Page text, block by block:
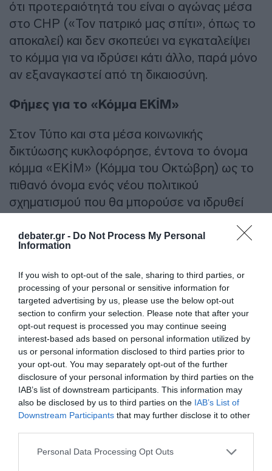
debater.gr - Do Not Process My Personal
Information
If you wish to opt-out of the sale, sharing to third parties, or
processing of your personal or sensitive information for
targeted advertising by us, please use the below opt-out
section to confirm your selection. Please note that after your
opt-out request is processed you may continue seeing
interest-based ads based on personal information utilized by
us or personal information disclosed to third parties prior to
your opt-out. You may separately opt-out of the further
disclosure of your personal information by third parties on the
IAB’s list of downstream participants. This information may
also be disclosed by us to third parties on the IAB’s List of
Downstream Participants that may further disclose it to other
Please note that this website/app uses one or more Google
Personal Data Processing Opt Outs
ότι προτεραιότητά του είναι ο αγώνας μέσα
στο CHP («Τον πατρικό μας σπίτι», όπως το
αποκαλεί) και δεν σκοπεύει να εγκαταλείψει
το κόμμα για να ιδρύσει κάτι άλλο, παρά μόνο
αν εξαναγκαστεί από τη δικαιοσύνη.
Φήμες για το «Κόμμα EKİM»
Στον Τύπο και στα μέσα κοινωνικής
δικτύωσης κυκλοφόρησε, έντονα το όνομα
κόμμα «EKİM» (Κόμμα του Οκτώβρη) ως το
πιθανό όνομα ενός νέου πολιτικού
σχηματισμού που θα μπορούσε να ιδρυθεί
Ορισμένοι αναλυτές (όπως ο Αμπντουλκαντίρ
Ιμάμογλου έχει ήδη σχεδιάσει το «πλάνο Β»,
το οποίο περιλαμβάνει την ίδρυση νέου
κόμματος, αν οι δρόμοι εντός του CHP
κλείσουν οριστικά λόγω των δικαστικών
αποφάσεων.
12 Ιουλίου: Ημερομηνία Ορόσημο
Οι εξελίξεις θα κορυφωθούν στα τέλη
διεξαγωγή έκτακτου συνεδρίου στις 12